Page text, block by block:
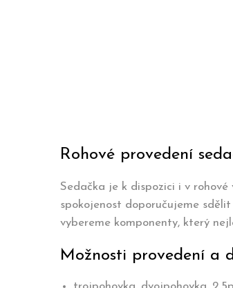
Rohové provedení
Sedačka je k dispozici i v
spokojenost doporučujeme
vybereme komponenty, který
Možnosti provedení a